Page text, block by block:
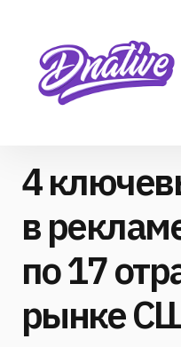
4
в
по 17
рынке